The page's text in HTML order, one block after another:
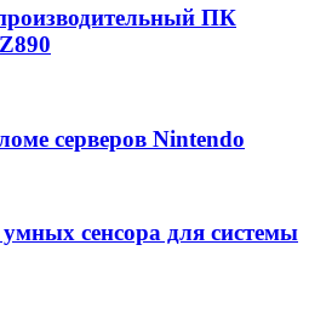
ПК
серверов Nintendo
сенсора для системы